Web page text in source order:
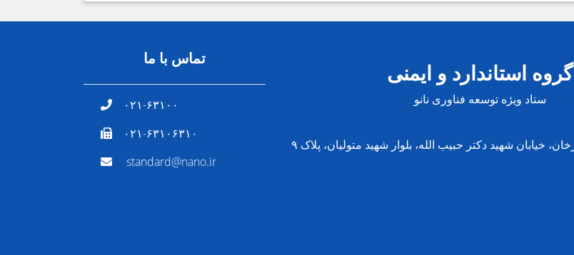
گروه استاندارد و ایمنی
ستاد ویژه توسعه فناوری نانو
خیابان شهید دکتر حبیب الله، بلوار شهید متولیان، پلاک ۹
تماس با ما
۰۲۱-۶۳۱۰۰
۰۲۱-۶۳۱۰۶۳۱۰
standard@nano.ir